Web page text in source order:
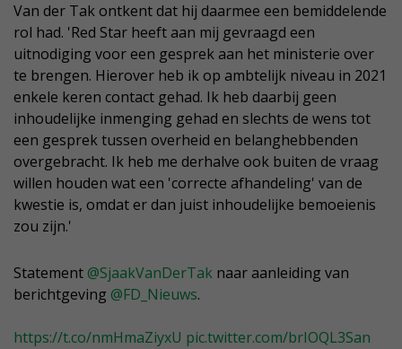
Van der Tak ontkent dat hij daarmee een bemiddelende
rol had. 'Red Star heeft aan mij gevraagd een
uitnodiging voor een gesprek aan het ministerie over
te brengen. Hierover heb ik op ambtelijk niveau in 2021
enkele keren contact gehad. Ik heb daarbij geen
inhoudelijke inmenging gehad en slechts de wens tot
een gesprek tussen overheid en belanghebbenden
overgebracht. Ik heb me derhalve ook buiten de vraag
willen houden wat een 'correcte afhandeling' van de
kwestie is, omdat er dan juist inhoudelijke bemoeienis
zou zijn.'
Statement @SjaakVanDerTak naar aanleiding van
berichtgeving @FD_Nieuws.
https://t.co/nmHmaZiyxU pic.twitter.com/brIOQL3San